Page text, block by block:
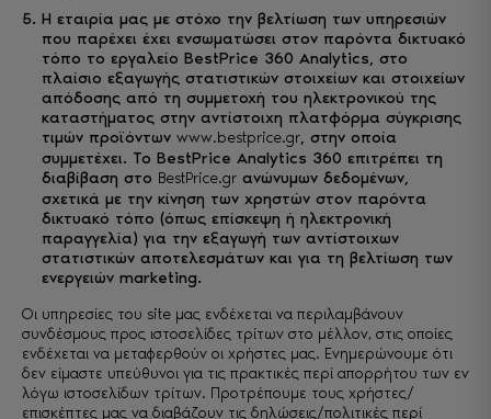
Η εταιρία μας με στόχο την βελτίωση των υπηρεσιών
που παρέχει έχει ενσωματώσει στον παρόντα δικτυακό
τόπο το εργαλείο BestPrice 360 Analytics, στο
πλαίσιο εξαγωγής στατιστικών στοιχείων και στοιχείων
απόδοσης από τη συμμετοχή του ηλεκτρονικού της
καταστήματος στην αντίστοιχη πλατφόρμα σύγκρισης
τιμών προϊόντων www.bestprice.gr, στην οποία
συμμετέχει. Το BestPrice Analytics 360 επιτρέπει τη
διαβίβαση στο BestPrice.grανώνυμων δεδομένων,
σχετικά με την κίνηση των χρηστών στον παρόντα
δικτυακό τόπο (όπως επίσκεψη ή ηλεκτρονική
παραγγελία) για την εξαγωγή των αντίστοιχων
στατιστικών αποτελεσμάτων και για τη βελτίωση των
ενεργειών marketing.
Οι υπηρεσίες του site μας ενδέχεται να περιλαμβάνουν
συνδέσμους προς ιστοσελίδες τρίτων στο μέλλον, στις οποίες
ενδέχεται να μεταφερθούν οι χρήστες μας. Ενημερώνουμε ότι
δεν είμαστε υπεύθυνοι για τις πρακτικές περί απορρήτου των εν
λόγω ιστοσελίδων τρίτων. Προτρέπουμε τους χρήστες/
επισκέπτες μας να διαβάζουν τις δηλώσεις/πολιτικές περί